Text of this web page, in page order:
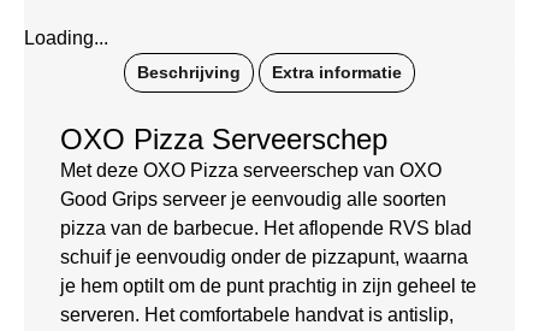
Loading...
Beschrijving Extra informatie
OXO Pizza Serveerschep
Met deze OXO Pizza serveerschep van OXO
Good Grips serveer je eenvoudig alle soorten
pizza van de barbecue. Het aflopende RVS blad
schuif je eenvoudig onder de pizzapunt, waarna
je hem optilt om de punt prachtig in zijn geheel te
serveren. Het comfortabele handvat is antislip,